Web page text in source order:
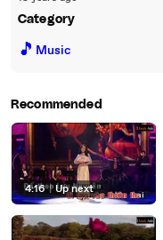
Category
🎵 Music
Recommended
4:16 | Up next